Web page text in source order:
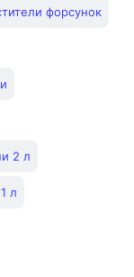
форсунок
2 л
л